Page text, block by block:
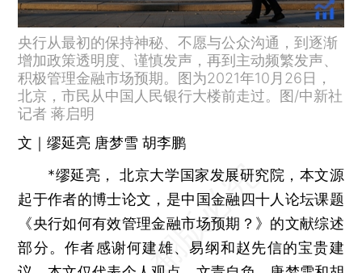
央行从最初的保持神秘、不愿与公众沟通，到逐渐
增加政策透明度、谨慎发声，再到主动频繁发声、
积极管理金融市场预期。图为2021年10月26日，
北京，市民从中国人民银行大楼前走过。图/中新社
记者 蒋启明
文｜缪延亮 唐梦雪 胡李鹏
*缪延亮， 北京大学国家发展研究院，本文源
起于作者的博士论文，是中国金融四十人论坛课题
《央行如何有效管理金融市场预期？》的文献综述
部分。作者感谢何建雄、易纲和赵先信的宝贵建